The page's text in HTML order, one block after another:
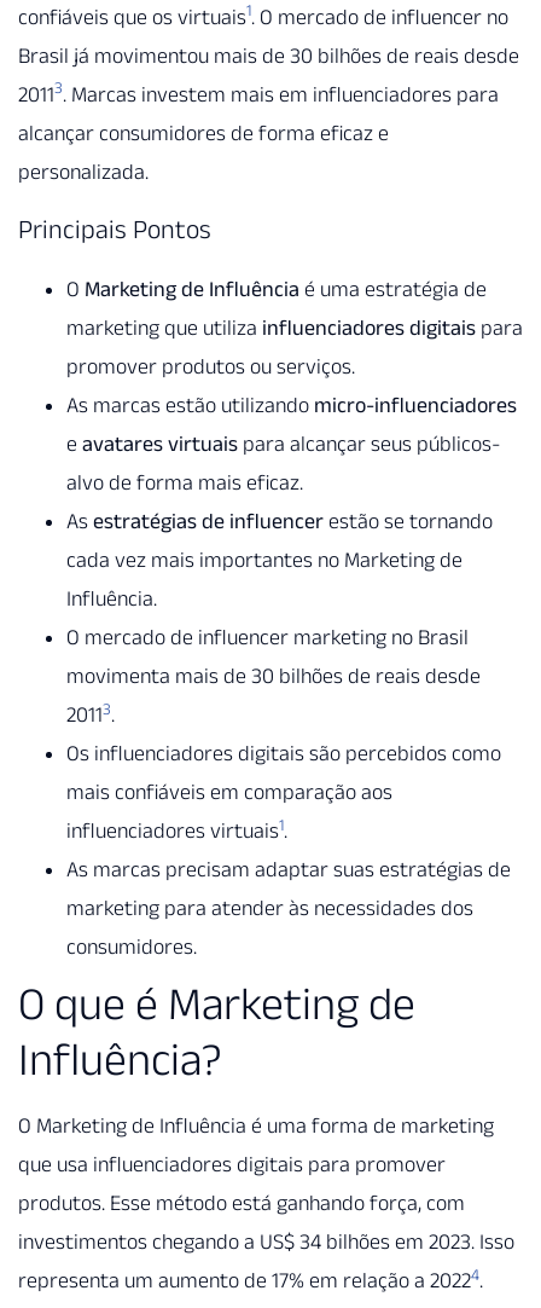
confiáveis que os virtuais1. O mercado de influencer no
Brasil já movimentou mais de 30 bilhões de reais desde
20113. Marcas investem mais em influenciadores para
alcançar consumidores de forma eficaz e
personalizada.
Principais Pontos
O Marketing de Influência é uma estratégia de
marketing que utiliza influenciadores digitais para
promover produtos ou serviços.
As marcas estão utilizando micro-influenciadores
e avatares virtuais para alcançar seus públicos-
alvo de forma mais eficaz.
As estratégias de influencer estão se tornando
cada vez mais importantes no Marketing de
Influência.
O mercado de influencer marketing no Brasil
movimenta mais de 30 bilhões de reais desde
20113.
Os influenciadores digitais são percebidos como
mais confiáveis em comparação aos
influenciadores virtuais1.
As marcas precisam adaptar suas estratégias de
marketing para atender às necessidades dos
consumidores.
O que é Marketing de
Influência?
O Marketing de Influência é uma forma de marketing
que usa influenciadores digitais para promover
produtos. Esse método está ganhando força, com
investimentos chegando a US$ 34 bilhões em 2023. Isso
representa um aumento de 17% em relação a 20224.